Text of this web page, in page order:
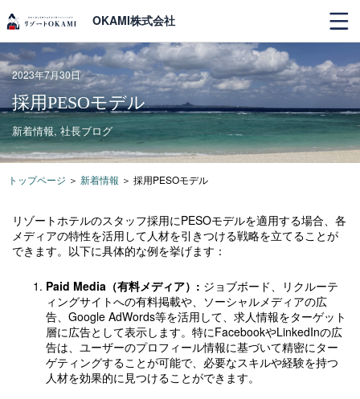
OKAMI株式会社
2023年7月30日
採用PESOモデル
新着情報, 社長ブログ
トップページ ＞ 新着情報 ＞ 採用PESOモデル
リゾートホテルのスタッフ採用にPESOモデルを適用する場合、各
メディアの特性を活用して人材を引きつける戦略を立てることが
できます。以下に具体的な例を挙げます：
Paid Media（有料メディア）: ジョブボード、リクルーテ
ィングサイトへの有料掲載や、ソーシャルメディアの広
告、Google AdWords等を活用して、求人情報をターゲット
層に広告として表示します。特にFacebookやLinkedInの広
告は、ユーザーのプロフィール情報に基づいて精密にター
ゲティングすることが可能で、必要なスキルや経験を持つ
人材を効果的に見つけることができます。